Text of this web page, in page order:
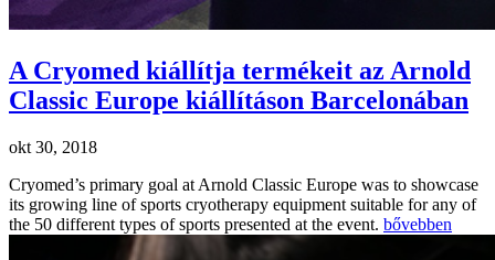
A Cryomed kiállítja termékeit az Arnold
Classic Europe kiállításon Barcelonában
okt 30, 2018
Cryomed’s primary goal at Arnold Classic Europe was to showcase
its growing line of sports cryotherapy equipment suitable for any of
the 50 different types of sports presented at the event. bővebben